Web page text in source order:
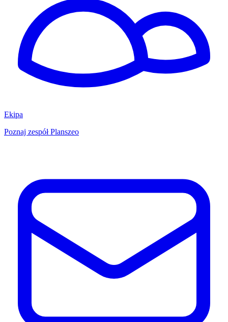
Ekipa
Poznaj zespół Planszeo